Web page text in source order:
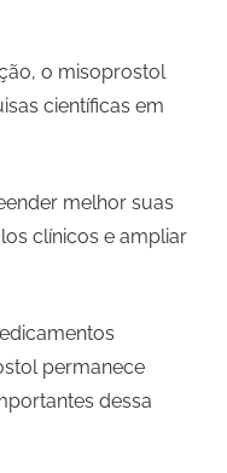
o misoprostol
científicas em
melhor suas
clínicos e ampliar
permanece
dessa